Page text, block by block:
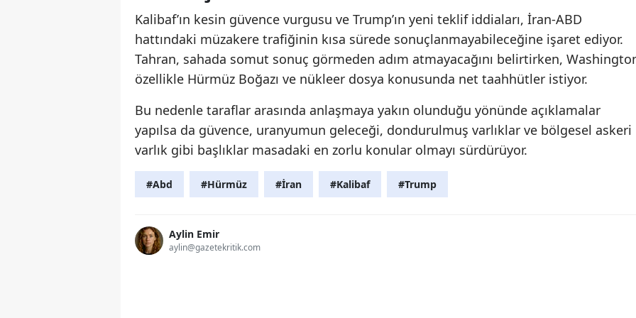
Kalibaf’ın kesin güvence vurgusu ve Trump’ın yeni teklif iddiaları, İran-ABD
hattındaki müzakere trafiğinin kısa sürede sonuçlanmayabileceğine işaret ediyor.
Tahran, sahada somut sonuç görmeden adım atmayacağını belirtirken,
özellikle Hürmüz Boğazı ve nükleer dosya konusunda net taahhütler istiyor.
Bu nedenle taraflar arasında anlaşmaya yakın olunduğu yönünde açıklamalar
yapılsa da güvence, uranyumun geleceği, dondurulmuş varlıklar ve bölgesel askeri
varlık gibi başlıklar masadaki en zorlu konular olmayı sürdürüyor.
#Abd #Hürmüz #İran #Kalibaf #Trump
Aylin Emir
aylin@gazetekritik.com